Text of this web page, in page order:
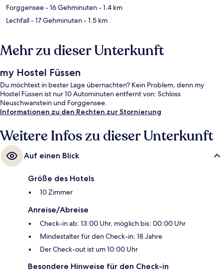
Forggensee- 16 Gehminuten- 1.4 km
Lechfall- 17 Gehminuten- 1.5 km
Mehr zu dieser Unterkunft
my Hostel Füssen
Du möchtest in bester Lage übernachten? Kein Problem, denn my
Hostel Füssen ist nur 10 Autominuten entfernt von: Schloss
Neuschwanstein und Forggensee.
Informationen zu den Rechten zur Stornierung
Weitere Infos zu dieser Unterkunft
Auf einen Blick
Größe des Hotels
10 Zimmer
Anreise/Abreise
Check-in ab: 13:00 Uhr, möglich bis: 00:00 Uhr
Mindestalter für den Check-in: 18 Jahre
Der Check-out ist um 10:00 Uhr
Besondere Hinweise für den Check-in